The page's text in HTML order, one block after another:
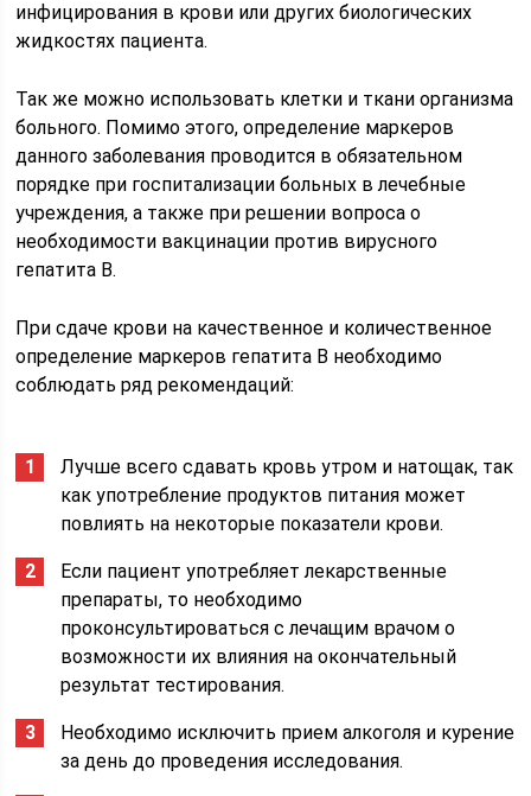
инфицирования в крови или других биологических
жидкостях пациента.
Так же можно использовать клетки и ткани организма
больного. Помимо этого, определение маркеров
данного заболевания проводится в обязательном
порядке при госпитализации больных в лечебные
учреждения, а также при решении вопроса о
необходимости вакцинации против вирусного
гепатита В.
При сдаче крови на качественное и количественное
определение маркеров гепатита В необходимо
соблюдать ряд рекомендаций:
Лучше всего сдавать кровь утром и натощак, так
как употребление продуктов питания может
повлиять на некоторые показатели крови.
Если пациент употребляет лекарственные
препараты, то необходимо
проконсультироваться с лечащим врачом о
возможности их влияния на окончательный
результат тестирования.
Необходимо исключить прием алкоголя и курение
за день до проведения исследования.